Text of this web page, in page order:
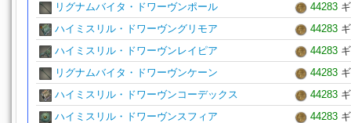
リグナムバイタ・ドワーヴンポール
44283
ハイミスリル・ドワーヴングリモア
44283
ハイミスリル・ドワーヴンレイピア
44283
リグナムバイタ・ドワーヴンケーン
44283
ハイミスリル・ドワーヴンコーデックス
44283
ハイミスリル・ドワーヴンスフィア
44283